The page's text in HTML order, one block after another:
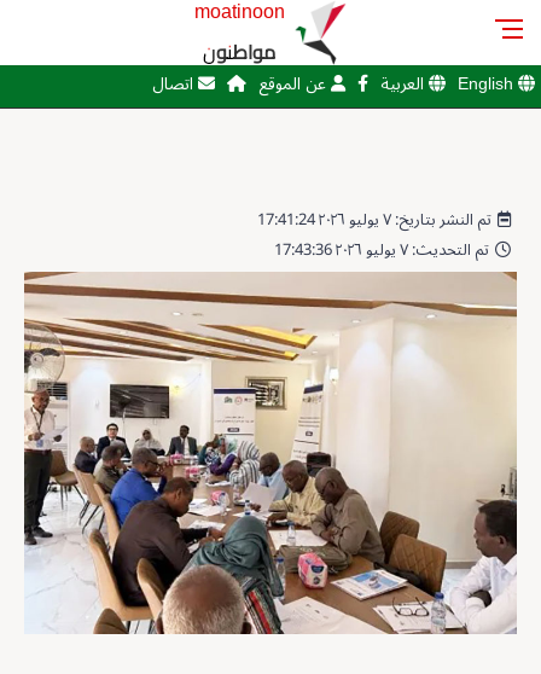
moatinoon
مواطنون
English العربية عن الموقع اتصال
تم النشر بتاريخ: ٧ يوليو ٢٠٢٦ 17:41:24
تم التحديث: ٧ يوليو ٢٠٢٦ 17:43:36